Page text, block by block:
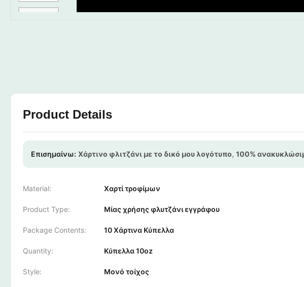
Product Details
Επισημαίνω: Χάρτινο φλιτζάνι με το δικό μου λογότυπο, 100%
Material: Χαρτί τροφίμων
Product Type: Μίας χρήσης φλυτζάνι εγγράφου
Package Contents: 10 Χάρτινα Κύπελλα
Quantity: Κύπελλα 10oz
Style: Μονό τοίχος